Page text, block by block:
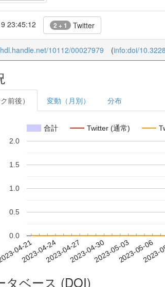
23:45:12 2 + 1 Twitter
10112/00027979 (info:doi/
前後） 変動（月別） 分布
合計 Twitter (通常)
04-21
2023-04-242023-04-272023-04-302023-05-032023-05-06
0.0
0.5
1.0
1.5
2.0
タベース (DOI)